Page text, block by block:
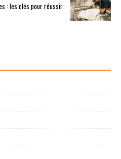
: les clés pour réussir